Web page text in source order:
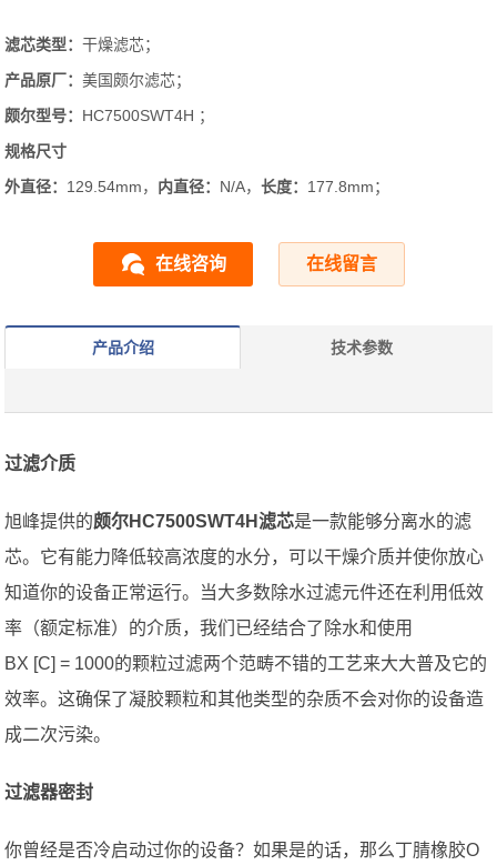
滤芯类型：干燥滤芯；
产品原厂：美国颇尔滤芯；
颇尔型号： HC7500SWT4H ；
规格尺寸
外直径： 129.54mm， 内直径： N/A，长度： 177.8mm；
在线咨询 在线留言
产品介绍 技术参数
过滤介质
旭峰提供的颇尔HC7500SWT4H滤芯是一款能够分离水的滤
芯。它有能力降低较高浓度的水分，可以干燥介质并使你放心
知道你的设备正常运行。当大多数除水过滤元件还在利用低效
率（额定标准）的介质，我们已经结合了除水和使用
BX [C] = 1000的颗粒过滤两个范畴不错的工艺来大大普及它的
效率。这确保了凝胶颗粒和其他类型的杂质不会对你的设备造
成二次污染。
过滤器密封
你曾经是否冷启动过你的设备？如果是的话，那么丁腈橡胶O